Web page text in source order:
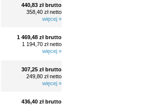
440,83 zł brutto
358,40 zł netto
więcej »
1 469,48 zł brutto
1 194,70 zł netto
więcej »
307,25 zł brutto
249,80 zł netto
więcej »
436,40 zł brutto